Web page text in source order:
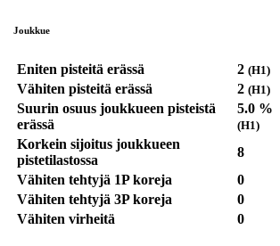
Joukkue
Eniten pisteitä erässä 2 (H1)
Vähiten pisteitä erässä
2 (H1)
Suurin osuus joukkueen pisteistä
erässä
5.0 %
(H1)
Korkein sijoitus joukkueen
pistetilastossa
8
Vähiten tehtyjä 1P koreja
0
Vähiten tehtyjä 3P koreja
0
Vähiten virheitä
0